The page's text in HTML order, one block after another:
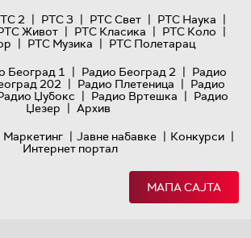
2 | РТС 3 | РТС Свет | РТС Наука |
Живот | РТС Класика | РТС Коло |
| РТС Музика | РТС Полетарац
Београд 1 | Радио Београд 2 | Радио
202 | Радио Плетеница | Радио
Џубокс | Радио Вртешка | Радио
Џезер | Архив
Маркетинг | Јавне набавке | Конкурси |
Интернет портал
МАПА САЈТА